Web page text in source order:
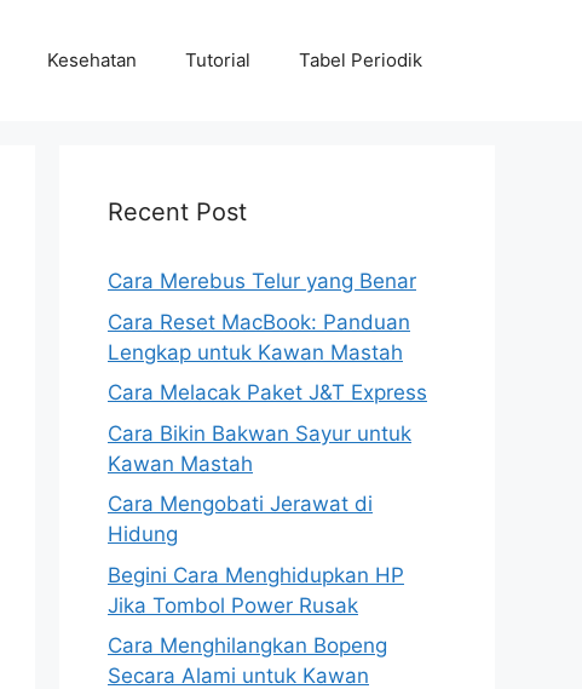
Kesehatan Tutorial Tabel Periodik
Recent Post
Cara Merebus Telur yang Benar
Cara Reset MacBook: Panduan
Lengkap untuk Kawan Mastah
Cara Melacak Paket J&T Express
Cara Bikin Bakwan Sayur untuk
Kawan Mastah
Cara Mengobati Jerawat di
Hidung
Begini Cara Menghidupkan HP
Jika Tombol Power Rusak
Cara Menghilangkan Bopeng
Secara Alami untuk Kawan